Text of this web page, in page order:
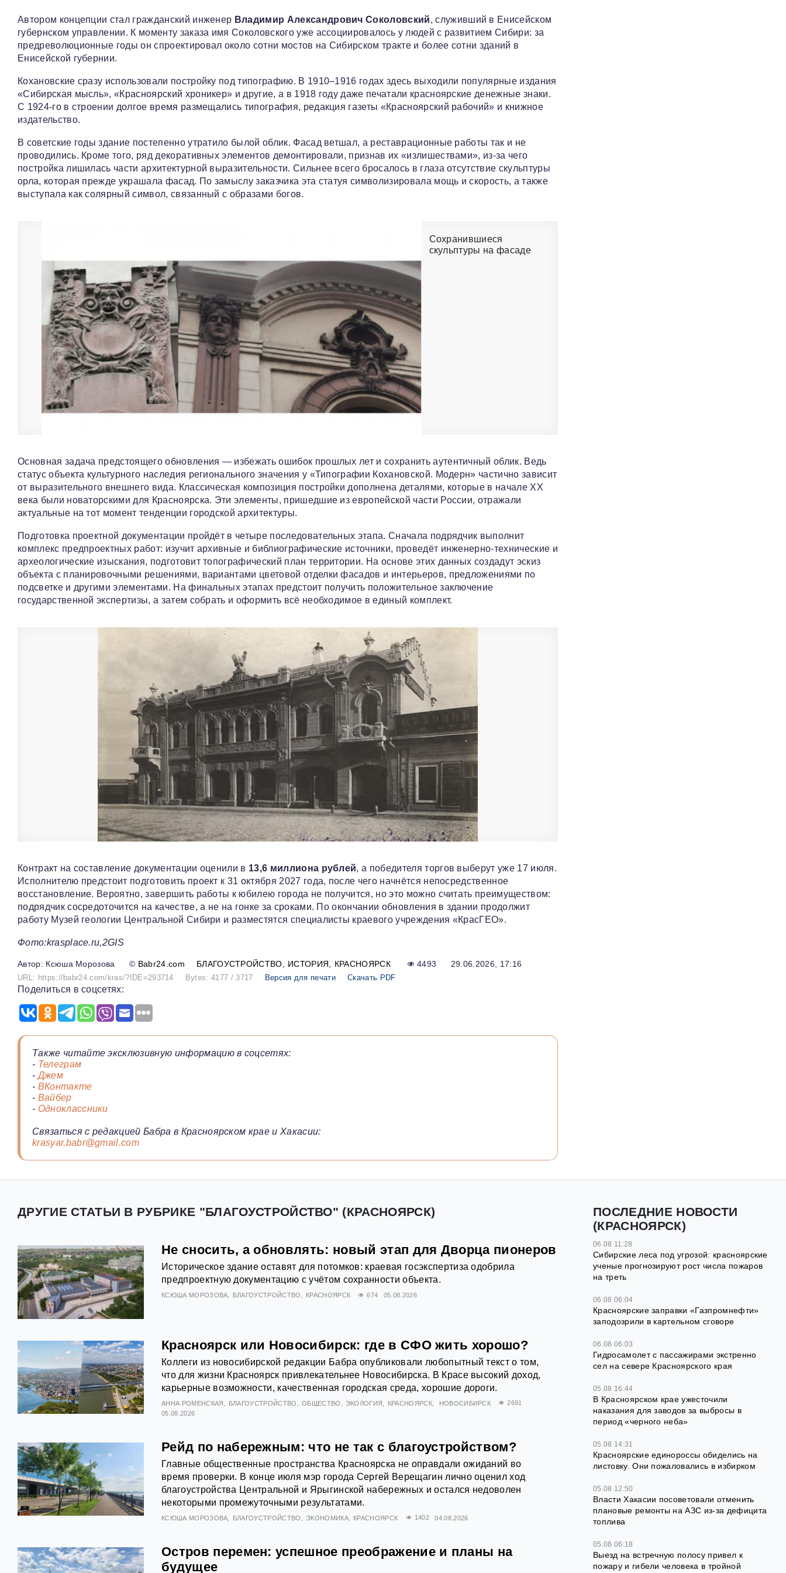
Автором концепции стал гражданский инженер Владимир Александрович Соколовский, служивший в Енисейском
губернском управлении. К моменту заказа имя Соколовского уже ассоциировалось у людей с развитием Сибири: за
предреволюционные годы он спроектировал около сотни мостов на Сибирском тракте и более сотни зданий в
Енисейской губернии.
Кохановские сразу использовали постройку под типографию. В 1910–1916 годах здесь выходили популярные издания
«Сибирская мысль», «Красноярский хроникер» и другие, а в 1918 году даже печатали красноярские денежные знаки.
С 1924-го в строении долгое время размещались типография, редакция газеты «Красноярский рабочий» и книжное
издательство.
В советские годы здание постепенно утратило былой облик. Фасад ветшал, а реставрационные работы так и не
проводились. Кроме того, ряд декоративных элементов демонтировали, признав их «излишествами», из-за чего
постройка лишилась части архитектурной выразительности. Сильнее всего бросалось в глаза отсутствие скульптуры
орла, которая прежде украшала фасад. По замыслу заказчика эта статуя символизировала мощь и скорость, а также
выступала как солярный символ, связанный с образами богов.
Сохранившиеся
скульптуры на фасаде
Основная задача предстоящего обновления — избежать ошибок прошлых лет и сохранить аутентичный облик. Ведь
статус объекта культурного наследия регионального значения у «Типографии Кохановской. Модерн» частично зависит
от выразительного внешнего вида. Классическая композиция постройки дополнена деталями, которые в начале XX
века были новаторскими для Красноярска. Эти элементы, пришедшие из европейской части России, отражали
актуальные на тот момент тенденции городской архитектуры.
Подготовка проектной документации пройдёт в четыре последовательных этапа. Сначала подрядчик выполнит
комплекс предпроектных работ: изучит архивные и библиографические источники, проведёт инженерно-технические и
археологические изыскания, подготовит топографический план территории. На основе этих данных создадут эскиз
объекта с планировочными решениями, вариантами цветовой отделки фасадов и интерьеров, предложениями по
подсветке и другими элементами. На финальных этапах предстоит получить положительное заключение
государственной экспертизы, а затем собрать и оформить всё необходимое в единый комплект.
Контракт на составление документации оценили в 13,6 миллиона рублей, а победителя торгов выберут уже 17 июля.
Исполнителю предстоит подготовить проект к 31 октября 2027 года, после чего начнётся непосредственное
восстановление. Вероятно, завершить работы к юбилею города не получится, но это можно считать преимуществом:
подрядчик сосредоточится на качестве, а не на гонке за сроками. По окончании обновления в здании продолжит
работу Музей геологии Центральной Сибири и разместятся специалисты краевого учреждения «КрасГЕО».
Фото:krasplace.ru,2GIS
Ксюша Морозова © Babr24.com БЛАГОУСТРОЙСТВО ИСТОРИЯ КРАСНОЯРСК 4493 29.06.2026, 17:16
URL: https://babr24.com/kras/?IDE=293714 Bytes: 4177 / 3717 Версия для печати Скачать PDF
Поделиться в соцсетях:
Также читайте эксклюзивную информацию в соцсетях:
- Телеграм
-Джем
- ВКонтакте
- Вайбер
- Одноклассники
Связаться с редакцией Бабра в Красноярском крае и Хакасии:
krasyar.babr@gmail.com
ДРУГИЕ СТАТЬИ В РУБРИКЕ "БЛАГОУСТРОЙСТВО" (КРАСНОЯРСК)
Не сносить, а обновлять: новый этап для Дворца пионеров
Историческое здание оставят для потомков: краевая госэкспертиза одобрила
предпроектную документацию с учётом сохранности объекта.
КСЮША МОРОЗОВА БЛАГОУСТРОЙСТВО КРАСНОЯРСК 674 05.08.2026
Красноярск или Новосибирск: где в СФО жить хорошо?
Коллеги из новосибирской редакции Бабра опубликовали любопытный текст о том,
что для жизни Красноярск привлекательнее Новосибирска. В Красе высокий доход,
карьерные возможности, качественная городская среда, хорошие дороги.
АННА РОМЕНСКАЯ БЛАГОУСТРОЙСТВО ОБЩЕСТВО ЭКОЛОГИЯ КРАСНОЯРСК НОВОСИБИРСК
2691
05.08.2026
Рейд по набережным: что не так с благоустройством?
Главные общественные пространства Красноярска не оправдали ожиданий во
время проверки. В конце июля мэр города Сергей Верещагин лично оценил ход
благоустройства Центральной и Ярыгинской набережных и остался недоволен
некоторыми промежуточными результатами.
КСЮША МОРОЗОВА БЛАГОУСТРОЙСТВО ЭКОНОМИКА КРАСНОЯРСК 1402 04.08.2026
Остров перемен: успешное преображение и планы на
будущее
ПОСЛЕДНИЕ НОВОСТИ
(КРАСНОЯРСК)
06.08 11:28
Сибирские леса под угрозой: красноярские
ученые прогнозируют рост числа пожаров
на треть
06.08 06:04
Красноярские заправки «Газпромнефти»
заподозрили в картельном сговоре
06.08 06:03
Гидросамолет с пассажирами экстренно
сел на севере Красноярского края
05.08 16:44
В Красноярском крае ужесточили
наказания для заводов за выбросы в
период «черного неба»
05.08 14:31
Красноярские единороссы обиделись на
листовку. Они пожаловались в избирком
05.08 12:50
Власти Хакасии посоветовали отменить
плановые ремонты на АЗС из-за дефицита
топлива
05.08 06:18
Выезд на встречную полосу привел к
пожару и гибели человека в тройной